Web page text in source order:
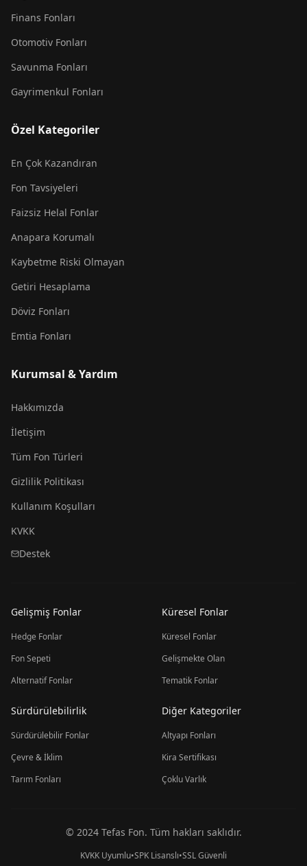
Finans Fonları
Otomotiv Fonları
Savunma Fonları
Gayrimenkul Fonları
Özel Kategoriler
En Çok Kazandıran
Fon Tavsiyeleri
Faizsiz Helal Fonlar
Anapara Korumalı
Kaybetme Riski Olmayan
Getiri Hesaplama
Döviz Fonları
Emtia Fonları
Kurumsal & Yardım
Hakkımızda
İletişim
Tüm Fon Türleri
Gizlilik Politikası
Kullanım Koşulları
KVKK
Destek
Gelişmiş Fonlar
Hedge Fonlar
Fon Sepeti
Alternatif Fonlar
Küresel Fonlar
Küresel Fonlar
Gelişmekte Olan
Tematik Fonlar
Sürdürülebilirlik
Sürdürülebilir Fonlar
Çevre & İklim
Tarım Fonları
Diğer Kategoriler
Altyapı Fonları
Kira Sertifikası
Çoklu Varlık
© 2024 Tefas Fon. Tüm hakları saklıdır.
KVKK Uyumlu•SPK Lisanslı•SSL Güvenli